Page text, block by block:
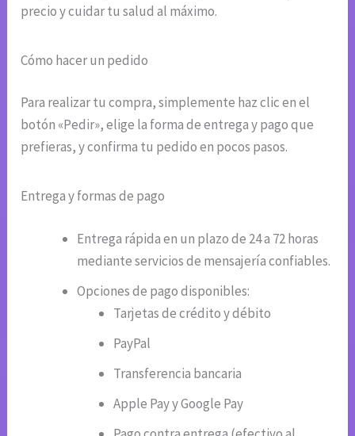
precio y cuidar tu salud al máximo.
Cómo hacer un pedido
Para realizar tu compra, simplemente haz clic en el
botón «Pedir», elige la forma de entrega y pago que
prefieras, y confirma tu pedido en pocos pasos.
Entrega y formas de pago
Entrega rápida en un plazo de 24 a 72 horas
mediante servicios de mensajería confiables.
Opciones de pago disponibles:
Tarjetas de crédito y débito
PayPal
Transferencia bancaria
Apple Pay y Google Pay